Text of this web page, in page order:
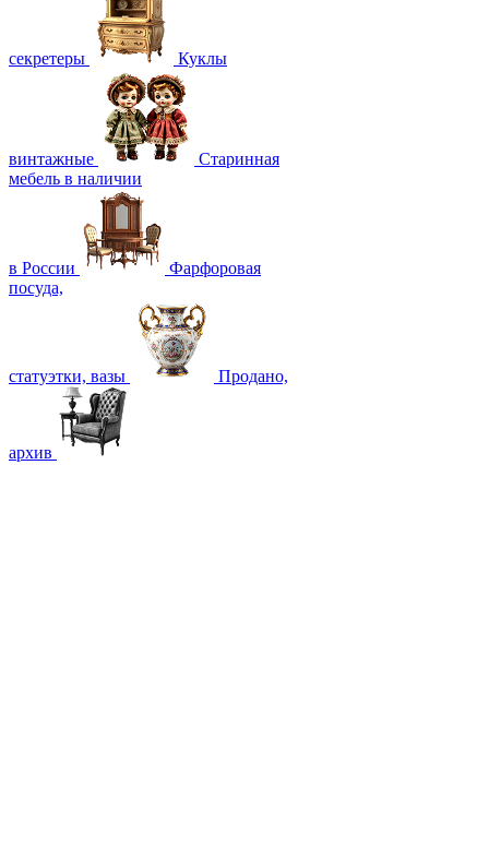
секретеры Куклы
винтажные
Старинная
мебель в наличии
в России
Фарфоровая
посуда,
статуэтки, вазы Продано,
архив